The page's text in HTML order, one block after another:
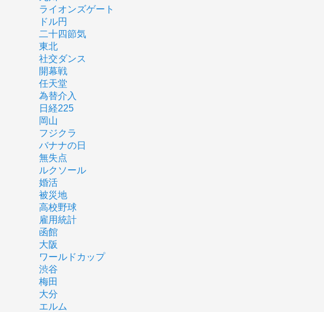
ライオンズゲート
ドル円
二十四節気
東北
社交ダンス
開幕戦
任天堂
為替介入
日経225
岡山
フジクラ
バナナの日
無失点
ルクソール
婚活
被災地
高校野球
雇用統計
函館
大阪
ワールドカップ
渋谷
梅田
大分
エルム